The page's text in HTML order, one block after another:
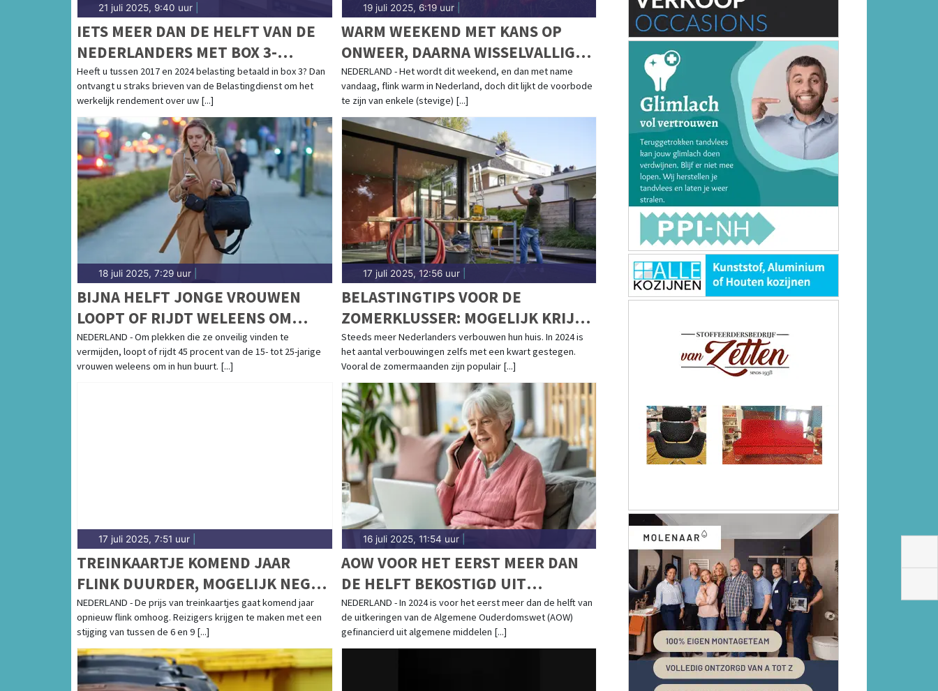
21 juli 2025, 9:40 uur
IETS MEER DAN DE HELFT VAN DE
NEDERLANDERS MET BOX 3-
VERMOGEN VERWACHT GELD
TERUG
Heeft u tussen 2017 en 2024 belasting betaald in box 3? Dan
ontvangt u straks brieven van de Belastingdienst om het
werkelijk rendement over uw [...]
19 juli 2025, 6:19 uur|
WARM WEEKEND MET KANS OP
ONWEER, DAARNA WISSELVALLIGE
ZOMERWEEK VOOR DE BOEG
NEDERLAND - Het wordt dit weekend, en dan met name
vandaag, flink warm in Nederland, doch dit lijkt de voorbode
te zijn van enkele (stevige) [...]
18 juli 2025, 7:29 uur
BIJNA HELFT JONGE VROUWEN
LOOPT OF RIJDT WELEENS OM
VOOR EIGEN VEILIGHEID
NEDERLAND - Om plekken die ze onveilig vinden te
vermijden, loopt of rijdt 45 procent van de 15- tot 25-jarige
vrouwen weleens om in hun buurt. [...]
17 juli 2025, 12:56 uur|
BELASTINGTIPS VOOR DE
ZOMERKLUSSER: MOGELIJK KRIJG
JE GELD TERUG
Steeds meer Nederlanders verbouwen hun huis. In 2024 is
het aantal verbouwingen zelfs met een kwart gestegen.
Vooral de zomermaanden zijn populair [...]
17 juli 2025, 7:51 uur
TREINKAARTJE KOMEND JAAR
FLINK DUURDER, MOGELIJK NEGEN
PROCENT ERBIJ
NEDERLAND - De prijs van treinkaartjes gaat komend jaar
opnieuw flink omhoog. Reizigers krijgen te maken met een
stijging van tussen de 6 en 9 [...]
16 juli 2025, 11:54 uur|
AOW VOOR HET EERST MEER DAN
DE HELFT BEKOSTIGD UIT
BELASTINGGELD
NEDERLAND - In 2024 is voor het eerst meer dan de helft van
de uitkeringen van de Algemene Ouderdomswet (AOW)
gefinancierd uit algemene middelen [...]